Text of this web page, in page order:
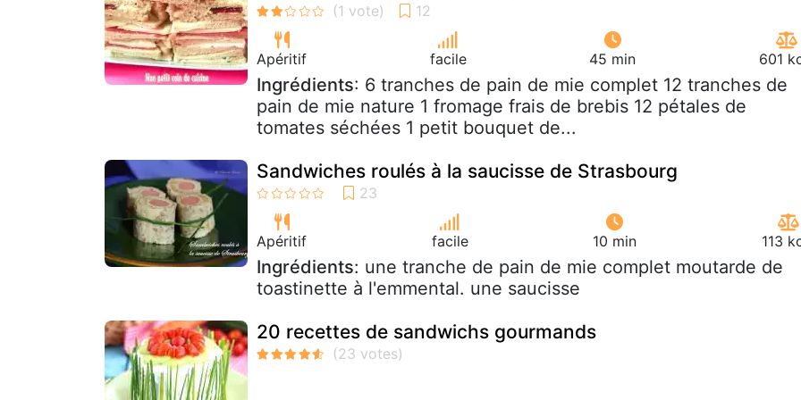
Apéritif facile 45 min 601
Ingrédients: 6 tranches de pain de mie complet 12 tranches de
pain de mie nature 1 fromage frais de brebis 12 pétales de
tomates séchées 1 petit bouquet de...
Sandwiches roulés à la saucisse de Strasbourg
Apéritif facile 10 min 113
Ingrédients: une tranche de pain de mie complet moutarde de
toastinette à l'emmental. une saucisse
20 recettes de sandwichs gourmands